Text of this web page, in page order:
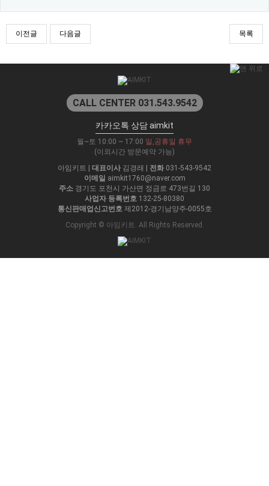
이전글 다음글 목록
CALL CENTER 031.543.9542
카카오톡 상담 aimkit
월~토 10:00 ~ 17:00 일,공휴일 휴무
(이외시간 방문예약 가능)
아임키트
대표이사 김경래 전화 031-543-9542
이메일 aimkit1760@naver.com
주소 경기도 포천시 가산면 정금로 473번길 130
사업자 등록번호 132-25-80380
통신판매업신고번호제2012-경기남양주-0055호
Copyright © 아임키트. All Rights Reserved.